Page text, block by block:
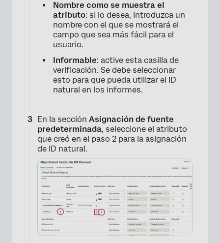
Nombre como se muestra el
atributo: si lo desea, introduzca un
nombre con el que se mostrará el
campo que sea más fácil para el
usuario.
Informable: active esta casilla de
verificación. Se debe seleccionar
esto para que pueda utilizar el ID
natural en los informes.
En la sección Asignación de fuente
predeterminada, seleccione el atributo
que creó en el paso 2 para la asignación
de ID natural.